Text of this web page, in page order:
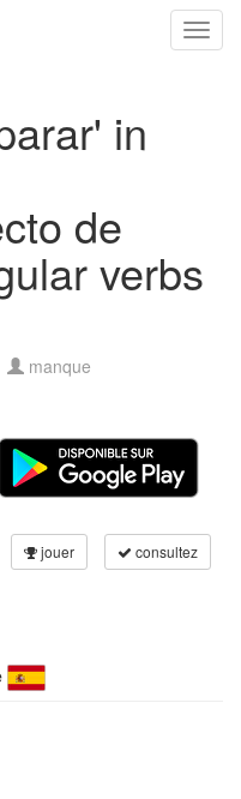
in
de
verbs
manque
jouer consultez